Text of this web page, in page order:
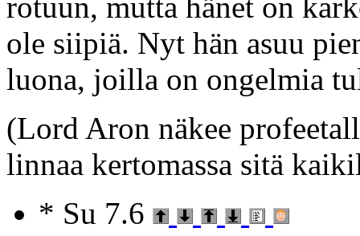
ole siipiä. Nyt hän asuu
luona, joilla on ongelmia
(Lord Aron näkee
linnaa kertomassa sitä
* Su 7.6